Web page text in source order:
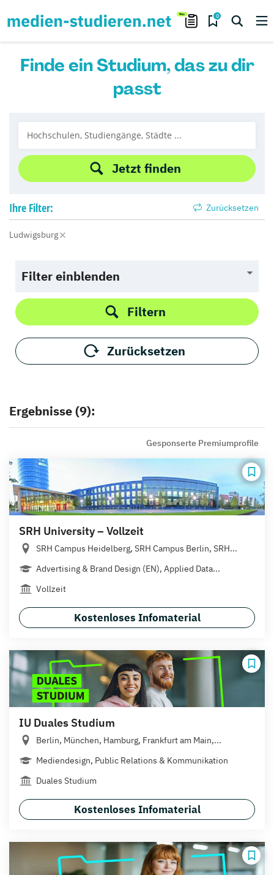
0
Finde ein Studium, das zu dir
passt
Jetzt finden
Ihre Filter: Zurücksetzen
Ludwigsburg
Filter einblenden
Filtern
Zurücksetzen
Ergebnisse (9):
Gesponserte Premiumprofile
SRH University – Vollzeit
SRH Campus Heidelberg, SRH Campus Berlin, SRH...
Advertising & Brand Design (EN), Applied Data...
Vollzeit
Kostenloses Infomaterial
IU Duales Studium
Berlin, München, Hamburg, Frankfurt am Main,...
Mediendesign, Public Relations & Kommunikation
Duales Studium
Kostenloses Infomaterial